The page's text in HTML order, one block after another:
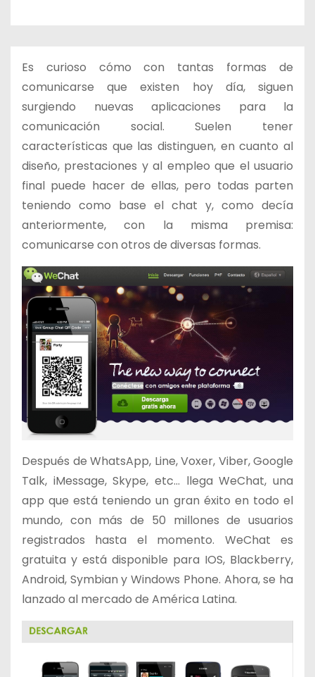
Es curioso cómo con tantas formas de
comunicarse que existen hoy día, siguen
surgiendo nuevas aplicaciones para la
comunicación social. Suelen tener
características que las distinguen, en cuanto al
diseño, prestaciones y al empleo que el usuario
final puede hacer de ellas, pero todas parten
teniendo como base el chat y, como decía
anteriormente, con la misma premisa:
comunicarse con otros de diversas formas.
Después de WhatsApp, Line, Voxer, Viber, Google
Talk, iMessage, Skype, etc… llega WeChat, una
app que está teniendo un gran éxito en todo el
mundo, con más de 50 millones de usuarios
registrados hasta el momento. WeChat es
gratuita y está disponible para IOS, Blackberry,
Android, Symbian y Windows Phone. Ahora, se ha
lanzado al mercado de América Latina.